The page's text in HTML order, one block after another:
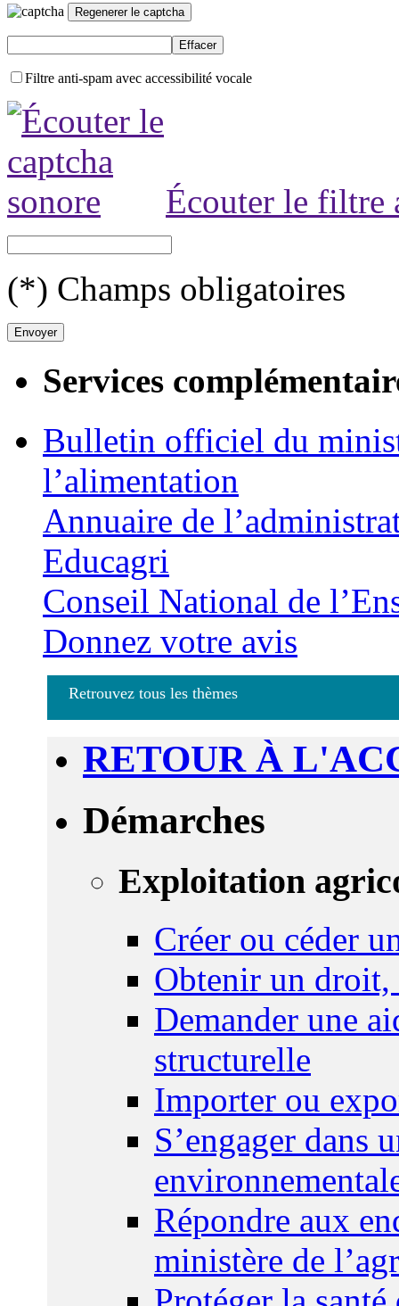
Filtre anti-spam avec accessibilité vocale
Écouter le filtre
(*) Champs obligatoires
Services
Bulletin officiel du
l’alimentation
Annuaire de
Educagri
Conseil National de
Donnez votre avis
Retrouvez tous les thèmes
RETOUR À
Démarches
Exploitation
Créer ou céder
Obtenir un droit,
Demander une
structurelle
Importer ou
S’engager dans
Répondre aux
ministère de